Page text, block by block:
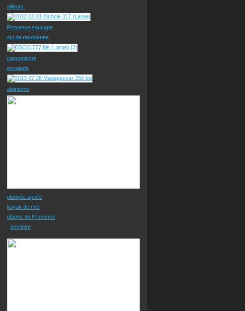
ailleurs
Provence sauvage
ski de randonnée
canyonisme
escalade
alpinisme
plongée apnée
kayak de mer
plages de Provence
bestiaire